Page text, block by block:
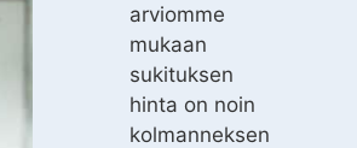
arviomme
mukaan
sukituksen
hinta on noin
kolmanneksen